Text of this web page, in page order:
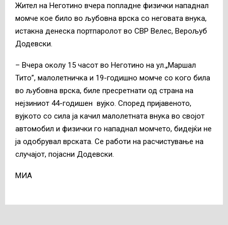
Жител на Неготино вчера попладне физички нападнал
момче кое било во љубовна врска со неговата внука,
истакна денеска портпаролот во СВР Велес, Верољуб
Додевски.
– Вчера околу 15 часот во Неготино на ул.„Мaршал
Тито”, малолетничка и 19-годишно момче со кого била
во љубовна врска, биле пресретнати од страна на
нејзиниот 44-годишен вујко. Според пријавеното,
вујкото со сила ја качил малолетната внука во својот
автомобил и физички го нападнал момчето, бидејќи не
ја одобрувал врската. Се работи на расчистување на
случајот, појасни Додевски.
МИА